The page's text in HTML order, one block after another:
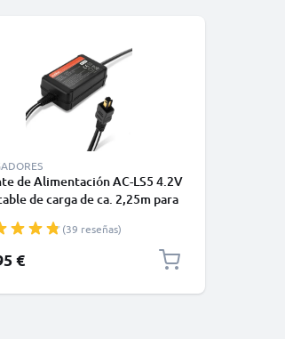
de Alimentación AC-LS5 4.2V
de carga de ca. 2,25m para
-H50 DSC-W1 -W12 -W30 -
W180 DSC-P200 DSC-V1 -V3 -
Battery de subtel
(39 reseñas)
€